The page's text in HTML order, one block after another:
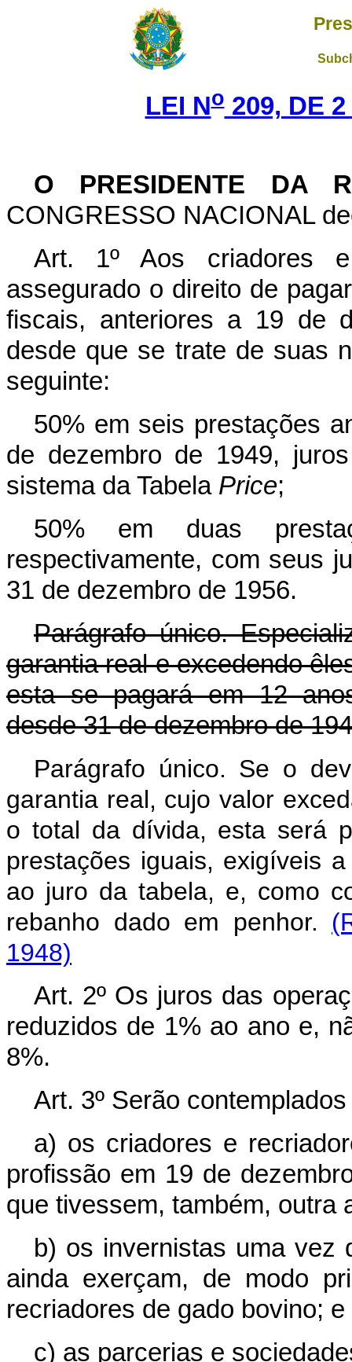
LEI No209, DE 2
O PRESIDENTE DA
CONGRESSO NACIONAL
Art. 1º Aos criadores
assegurado o direito de
fiscais, anteriores a 19 de
desde que se trate de suas
seguinte:
50% em seis prestações
de dezembro de 1949,
sistema da Tabela Price;
50% em duas
respectivamente, com seus
31 de dezembro de 1956.
Parágrafo único.
garantia real e excedendo
esta se pagará em 12
desde 31 de dezembro de
Parágrafo único. Se o
garantia real, cujo valor
o total da dívida, esta será
prestações iguais, exigíveis
ao juro da tabela, e, como
rebanho dado em penhor.
1948)
Art. 2º Os juros das
reduzidos de 1% ao ano e,
8%.
Art. 3º Serão
a) os criadores e
profissão em 19 de
que tivessem, também, outra
b) os invernistas uma vez
ainda exerçam, de modo
recriadores de gado bovino; e
c) as parcerias e